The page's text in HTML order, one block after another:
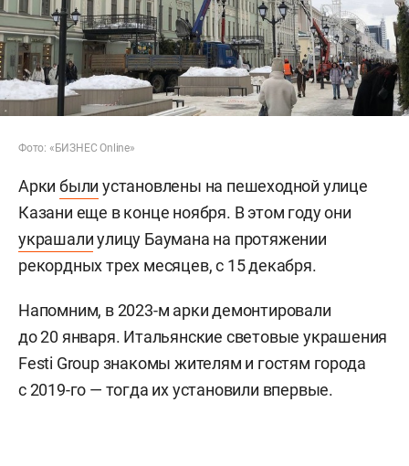
Фото: «БИЗНЕС Online»
Арки были установлены на пешеходной улице
Казани еще в конце ноября. В этом году они
украшалиулицу Баумана на протяжении
рекордных трех месяцев, с 15 декабря.
Напомним, в 2023-м арки демонтировали
до 20 января. Итальянские световые украшения
Festi Group знакомы жителям и гостям города
с 2019-го — тогда их установили впервые.